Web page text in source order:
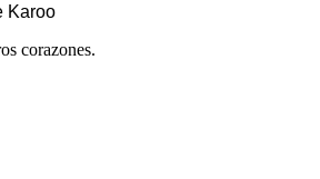
Karoo
corazones.